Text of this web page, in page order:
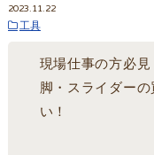
2023.11.22
工具
現場仕事の方必
脚・スライダー
い！